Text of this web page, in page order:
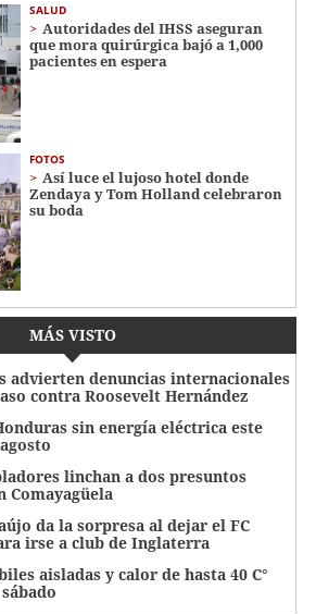
SALUD
Autoridades del IHSS aseguran
que mora quirúrgica bajó a 1,000
pacientes en espera
FOTOS
Así luce el lujoso hotel donde
Zendaya y Tom Holland celebraron
su boda
MÁS VISTO
advierten denuncias internacionales
contra Roosevelt Hernández
sin energía eléctrica este
linchan a dos presuntos
Comayagüela
da la sorpresa al dejar el FC
irse a club de Inglaterra
aisladas y calor de hasta 40 C°